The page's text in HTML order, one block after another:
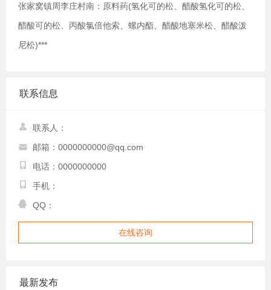
张家窝镇周李庄村南：原料药(氢化可的松、醋酸氢化可的松、
醋酸可的松、丙酸氯倍他索、螺内酯、醋酸地塞米松、醋酸泼
尼松)***
联系信息
联系人：
邮箱：0000000000@qq.com
电话：0000000000
手机：
QQ：
在线咨询
最新发布